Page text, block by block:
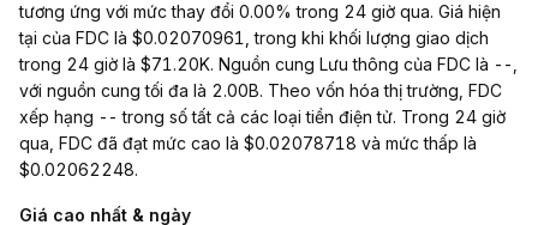
tương ứng với mức thay đổi 0.00% trong 24 giờ qua. Giá hiện
tại của FDC là $0.02070961, trong khi khối lượng giao dịch
trong 24 giờ là $71.20K. Nguồn cung Lưu thông của FDC là --,
với nguồn cung tối đa là 2.00B. Theo vốn hóa thị trường, FDC
xếp hạng -- trong số tất cả các loại tiền điện tử. Trong 24 giờ
qua, FDC đã đạt mức cao là $0.02078718 và mức thấp là
$0.02062248.
Giá cao nhất & ngày